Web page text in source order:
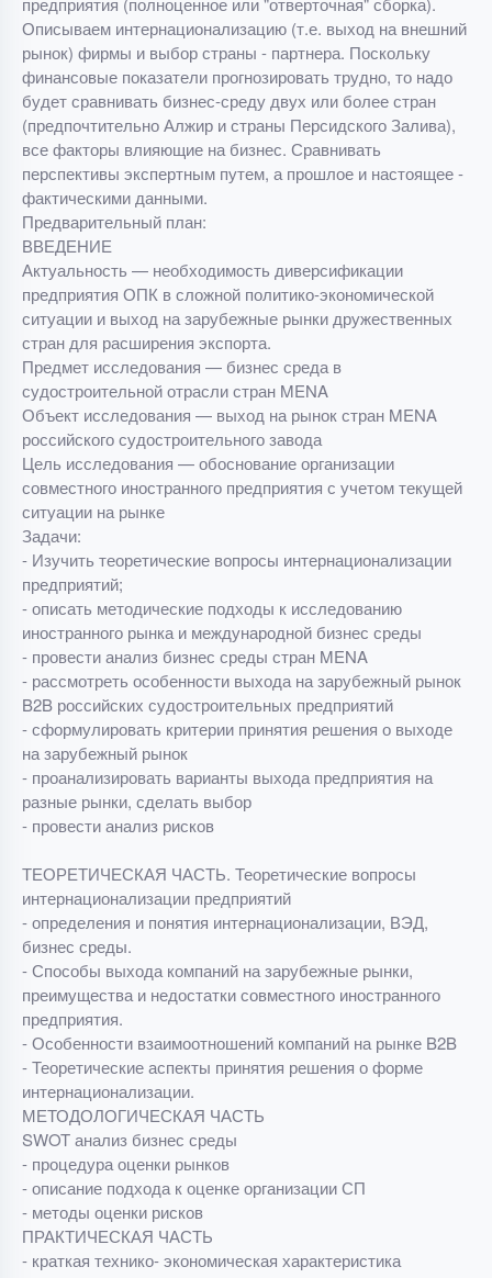
Описываем интернационализацию (т.е. выход на внешний
рынок) фирмы и выбор страны - партнера. Поскольку
финансовые показатели прогнозировать трудно, то надо
будет сравнивать бизнес-среду двух или более стран
(предпочтительно Алжир и страны Персидского Залива),
все факторы влияющие на бизнес. Сравнивать
перспективы экспертным путем, а прошлое и настоящее -
фактическими данными.
Предварительный план:
ВВЕДЕНИЕ
Актуальность — необходимость диверсификации
предприятия ОПК в сложной политико-экономической
ситуации и выход на зарубежные рынки дружественных
стран для расширения экспорта.
Предмет исследования — бизнес среда в
судостроительной отрасли стран MENA
Объект исследования — выход на рынок стран MENA
российского судостроительного завода
Цель исследования — обоснование организации
совместного иностранного предприятия с учетом текущей
ситуации на рынке
Задачи:
- Изучить теоретические вопросы интернационализации
предприятий;
- описать методические подходы к исследованию
иностранного рынка и международной бизнес среды
- провести анализ бизнес среды стран MENA
- рассмотреть особенности выхода на зарубежный рынок
B2B российских судостроительных предприятий
- сформулировать критерии принятия решения о выходе
на зарубежный рынок
- проанализировать варианты выхода предприятия на
разные рынки, сделать выбор
- провести анализ рисков
ТЕОРЕТИЧЕСКАЯ ЧАСТЬ. Теоретические вопросы
интернационализации предприятий
- определения и понятия интернационализации, ВЭД,
бизнес среды.
- Способы выхода компаний на зарубежные рынки,
преимущества и недостатки совместного иностранного
предприятия.
- Особенности взаимоотношений компаний на рынке B2B
- Теоретические аспекты принятия решения о форме
интернационализации.
МЕТОДОЛОГИЧЕСКАЯ ЧАСТЬ
SWOT анализ бизнес среды
- процедура оценки рынков
- описание подхода к оценке организации СП
- методы оценки рисков
ПРАКТИЧЕСКАЯ ЧАСТЬ
- краткая технико- экономическая характеристика